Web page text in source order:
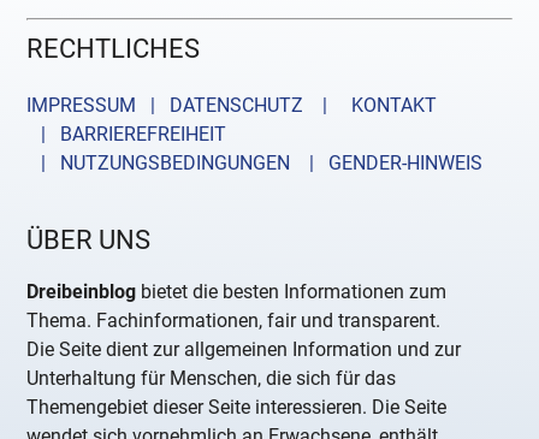
RECHTLICHES
IMPRESSUM | DATENSCHUTZ |
KONTAKT
| BARRIEREFREIHEIT
| NUTZUNGSBEDINGUNGEN
| GENDER-HINWEIS
ÜBER UNS
Dreibeinblog bietet die besten Informationen zum
Thema. Fachinformationen, fair und transparent.
Die Seite dient zur allgemeinen Information und zur
Unterhaltung für Menschen, die sich für das
Themengebiet dieser Seite interessieren. Die Seite